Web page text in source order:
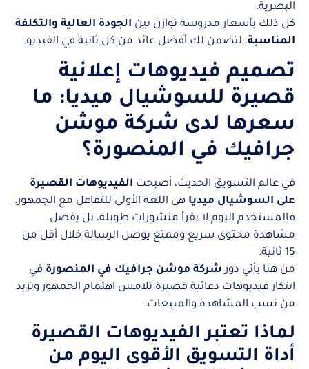
البصرية.
كل ذلك بأسعار مدروسة توازن بين الجودة العالية والتكلفة
المناسبة، لتضمن لك أفضل عائد من كل ثانية في الفيديو.
تصميم فيديوهات إعلانية
قصيرة للسوشيال ميديا: ما
سعرها لدى شركة موشن
جرافيك في المنصورة؟
في عالم التسويق الحديث، أصبحت الفيديوهات القصيرة
على السوشيال ميديا هي اللغة الأولى للتفاعل مع الجمهور.
فالمستخدم اليوم لا يقرأ منشورات طويلة، بل يفضل
مشاهدة محتوى سريع وممتع يوصل الرسالة خلال أقل من
15 ثانية.
من هنا يأتي دور شركة موشن جرافيك في المنصورة في
ابتكار فيديوهات دعائية قصيرة تلامس اهتمام الجمهور وتزيد
من نسب المشاهدة والمبيعات.
لماذا تعتبر الفيديوهات القصيرة
أداة التسويق الأقوى اليوم من